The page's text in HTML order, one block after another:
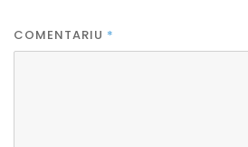
COMENTARIU *